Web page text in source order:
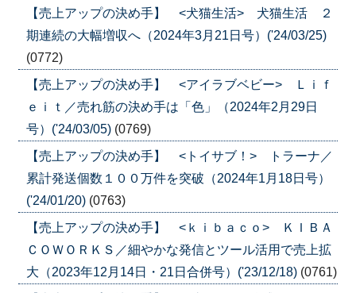
【売上アップの決め手】 <犬猫生活> 犬猫生活 ２
期連続の大幅増収へ（2024年3月21日号）('24/03/25)
(0772)
【売上アップの決め手】 <アイラブベビー> Ｌｉｆ
ｅｉｔ／売れ筋の決め手は「色」（2024年2月29日
号）('24/03/05) (0769)
【売上アップの決め手】 <トイサブ！> トラーナ／
累計発送個数１００万件を突破（2024年1月18日号）
('24/01/20) (0763)
【売上アップの決め手】 <ｋｉｂａｃｏ> ＫＩＢＡ
ＣＯＷＯＲＫＳ／細やかな発信とツール活用で売上拡
大（2023年12月14日・21日合併号）('23/12/18) (0761)